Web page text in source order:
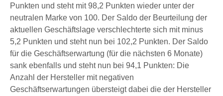
Punkten und steht mit 98,2 Punkten wieder unter der
neutralen Marke von 100. Der Saldo der Beurteilung der
aktuellen Geschäftslage verschlechterte sich mit minus
5,2 Punkten und steht nun bei 102,2 Punkten. Der Saldo
für die Geschäftserwartung (für die nächsten 6 Monate)
sank ebenfalls und steht nun bei 94,1 Punkten: Die
Anzahl der Hersteller mit negativen
Geschäftserwartungen übersteigt dabei die der Hersteller